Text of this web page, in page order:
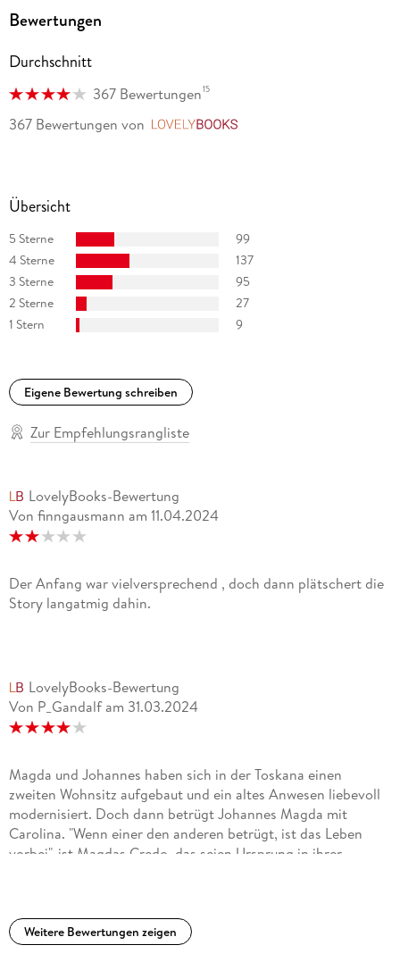
Bewertungen
Durchschnitt
367 Bewertungen15
367 Bewertungen von
Übersicht
5 Sterne
99
4 Sterne
137
3 Sterne
95
2 Sterne
27
1 Stern
9
Eigene Bewertung schreiben
Zur Empfehlungsrangliste
LovelyBooks-Bewertung
Von finngausmann am 11.04.2024
Der Anfang war vielversprechend , doch dann plätschert die
Story langatmig dahin.
LovelyBooks-Bewertung
Von P_Gandalf am 31.03.2024
Magda und Johannes haben sich in der Toskana einen
zweiten Wohnsitz aufgebaut und ein altes Anwesen liebevoll
modernisiert. Doch dann betrügt Johannes Magda mit
Carolina. "Wenn einer den anderen betrügt, ist das Leben
vorbei", ist Magdas Credo, das seien Ursprung in ihrer
Johannes nach Rom gefahren, um einen Freund zu
besuchen. --------------------Sabine Thiesler hat einen guten
Weitere Bewertungen zeigen